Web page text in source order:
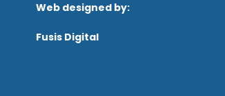
Web designed by:
Fusis Digital